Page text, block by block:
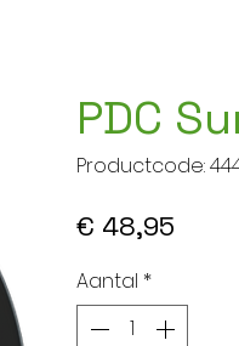
PDC
Productcode:
€ 48,95
Aantal *